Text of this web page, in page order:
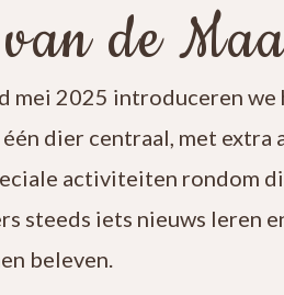
de
mei 2025 introduceren we
één dier centraal, met
activiteiten rondom
steeds iets nieuws leren
beleven.